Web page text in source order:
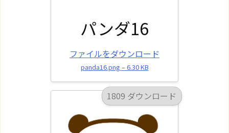
パンダ16
ファイルをダウンロード
panda16.png – 6.30 KB
1809 ダウンロード